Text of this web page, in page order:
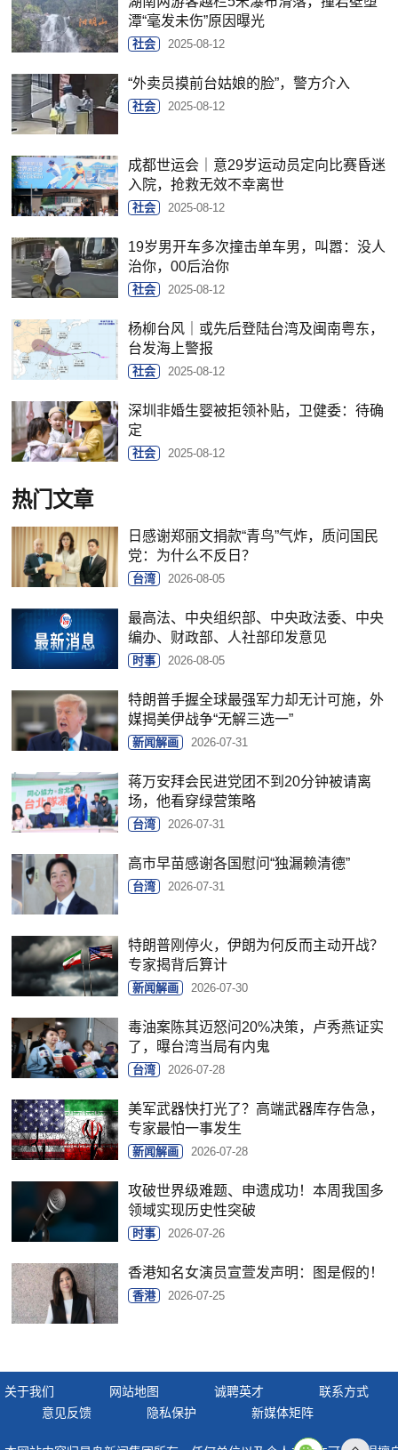
潭“毫发未伤”原因曝光
社会 2025-08-12
“外卖员摸前台姑娘的脸”，警方介入
社会 2025-08-12
成都世运会｜意29岁运动员定向比赛昏迷
入院，抢救无效不幸离世
社会 2025-08-12
19岁男开车多次撞击单车男，叫嚣：没人
治你，00后治你
社会 2025-08-12
杨柳台风｜或先后登陆台湾及闽南粤东，
台发海上警报
社会 2025-08-12
深圳非婚生婴被拒领补贴，卫健委：待确
定
社会 2025-08-12
热门文章
日感谢郑丽文捐款“青鸟”气炸，质问国民
党：为什么不反日？
台湾 2026-08-05
最高法、中央组织部、中央政法委、中央
编办、财政部、人社部印发意见
时事 2026-08-05
特朗普手握全球最强军力却无计可施，外
媒揭美伊战争“无解三选一”
新闻解画 2026-07-31
蒋万安拜会民进党团不到20分钟被请离
场，他看穿绿营策略
台湾 2026-07-31
高市早苗感谢各国慰问“独漏赖清德”
台湾 2026-07-31
特朗普刚停火，伊朗为何反而主动开战？
专家揭背后算计
新闻解画 2026-07-30
毒油案陈其迈怒问20%决策，卢秀燕证实
了，曝台湾当局有内鬼
台湾 2026-07-28
美军武器快打光了？高端武器库存告急，
专家最怕一事发生
新闻解画 2026-07-28
攻破世界级难题、申遗成功！本周我国多
领域实现历史性突破
时事 2026-07-26
香港知名女演员宣萱发声明：图是假的！
香港 2026-07-25
关于我们 网站地图 诚聘英才
联系方式
意见反馈
隐私保护 新媒体矩阵